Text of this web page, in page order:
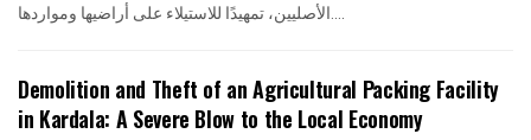
الأصليين، تمهيدًا للاستيلاء على أراضيها ومواردها....
Demolition and Theft of an Agricultural Packing Facility
in Kardala: A Severe Blow to the Local Economy